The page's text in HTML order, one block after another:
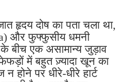
हृदय दोष का पता चला था,
और फुफ्फुसीय धमनी
बीच एक असामान्य जुड़ाव
में बहुत ज़्यादा खून का
होने पर धीरे-धीरे हार्ट